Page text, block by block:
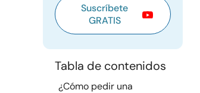
Suscríbete
GRATIS
Tabla de contenidos
¿Cómo pedir una